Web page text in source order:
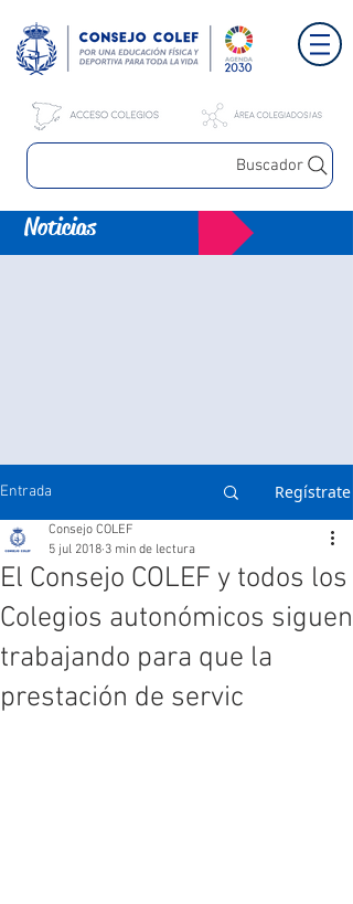
Buscador
Noticias
Entrada Regístrate
El Consejo COLEF y todos los
Colegios autonómicos siguen
trabajando para que la
prestación de servic
Consejo COLEF
5 jul 2018 3 min de lectura